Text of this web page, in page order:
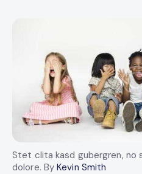
Stet clita kasd gubergren, no
dolore. ByKevin Smith